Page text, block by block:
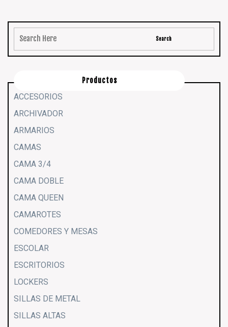
Productos
ACCESORIOS
ARCHIVADOR
ARMARIOS
CAMAS
CAMA 3/4
CAMA DOBLE
CAMA QUEEN
CAMAROTES
COMEDORES Y MESAS
ESCOLAR
ESCRITORIOS
LOCKERS
SILLAS DE METAL
SILLAS ALTAS